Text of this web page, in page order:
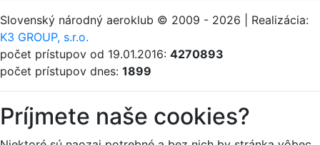
Slovenský národný aeroklub © 2009 - 2026 | Realizácia:
K3 GROUP, s.r.o.
počet prístupov od 19.01.2016: 4270893
počet prístupov dnes: 1899
Príjmete naše cookies?